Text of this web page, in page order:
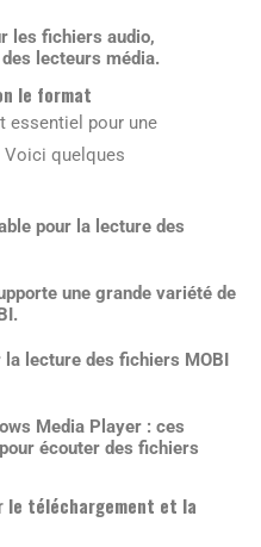
les fichiers audio,
lecteurs média.
le format
essentiel pour une
Voici quelques
pour la lecture des
une grande variété de
la lecture des fichiers MOBI
Media Player : ces
écouter des fichiers
le téléchargement et la